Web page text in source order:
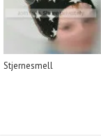
Stjernesmell